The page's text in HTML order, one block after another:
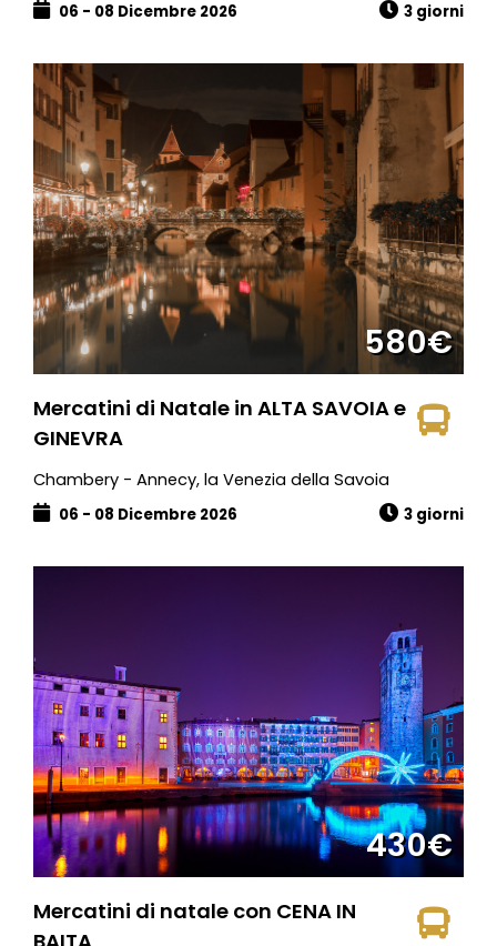
06 - 08 Dicembre 2026 3 giorni
580€
Mercatini di Natale in ALTA SAVOIA e
GINEVRA
Chambery - Annecy, la Venezia della Savoia
06 - 08 Dicembre 2026 3 giorni
430€
Mercatini di natale con CENA IN